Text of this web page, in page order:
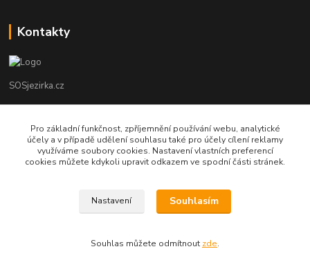
Kontakty
SOSjezirka.cz
608503141
info@sosjezirka.cz
© Copyright Ing.Petr Marek
Pro základní funkčnost, zpříjemnění používání webu, analytické
účely a v případě udělení souhlasu také pro účely cílení reklamy
využíváme soubory cookies. Nastavení vlastních preferencí
cookies můžete kdykoli upravit odkazem ve spodní části stránek.
Nastavení Souhlasím
Souhlas můžete odmítnout zde.